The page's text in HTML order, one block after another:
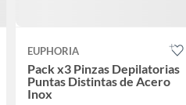
EUPHORIA
Pack x3 Pinzas Depilatorias
Puntas Distintas de Acero
Inox